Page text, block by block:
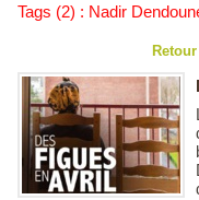
Tags (2) : Nadir